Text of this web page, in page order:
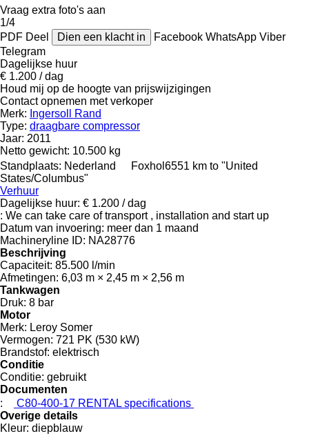
Vraag extra foto's aan
1/4
PDF Deel Dien een klacht in Facebook WhatsApp Viber
Telegram
Dagelijkse huur
€ 1.200 / dag
Houd mij op de hoogte van prijswijzigingen
Contact opnemen met verkoper
Merk: Ingersoll Rand
Type: draagbare compressor
Jaar: 2011
Netto gewicht: 10.500 kg
Standplaats: Nederland Foxhol 6551 km to "United
States/Columbus"
Verhuur
Dagelijkse huur: € 1.200 / dag
: We can take care of transport , installation and start up
Datum van invoering: meer dan 1 maand
Machineryline ID: NA28776
Beschrijving
Capaciteit: 85.500 l/min
Afmetingen: 6,03 m × 2,45 m × 2,56 m
Tankwagen
Druk: 8 bar
Motor
Merk: Leroy Somer
Vermogen: 721 PK (530 kW)
Brandstof: elektrisch
Conditie
Conditie: gebruikt
Documenten
:
C80-400-17 RENTAL specifications
Overige details
Kleur: diepblauw